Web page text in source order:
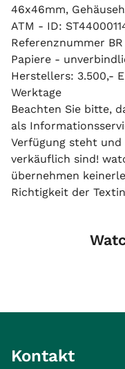
46x46mm,
ATM - ID:
Referenznummer
Papiere -
Herstellers: 3.500,-
Werktage
Beachten Sie bitte,
als
Verfügung steht und
verkäuflich sind!
übernehmen
Richtigkeit der
Kontakt